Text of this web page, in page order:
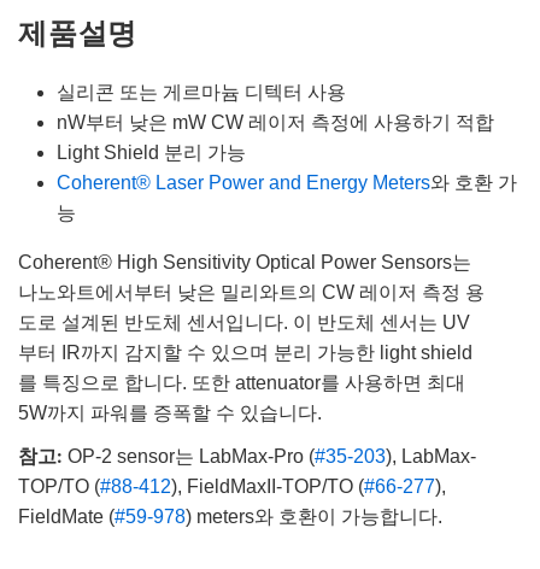
제품설명
실리콘 또는 게르마늄 디텍터 사용
nW부터 낮은 mW CW 레이저 측정에 사용하기 적합
Light Shield 분리 가능
Coherent® Laser Power and Energy Meters와 호환 가
능
Coherent® High Sensitivity Optical Power Sensors는
나노와트에서부터 낮은 밀리와트의 CW 레이저 측정 용
도로 설계된 반도체 센서입니다. 이 반도체 센서는 UV
부터 IR까지 감지할 수 있으며 분리 가능한 light shield
를 특징으로 합니다. 또한 attenuator를 사용하면 최대
5W까지 파워를 증폭할 수 있습니다.
참고: OP-2 sensor는 LabMax-Pro (#35-203), LabMax-
TOP/TO (#88-412), FieldMaxII-TOP/TO (#66-277),
FieldMate (#59-978) meters와 호환이 가능합니다.